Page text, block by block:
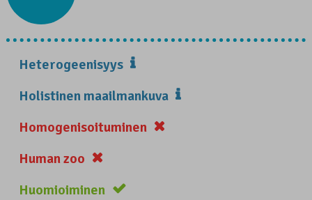
Heterogeenisyys
Holistinen maailmankuva
Homogenisoituminen
Human zoo
Huomioiminen